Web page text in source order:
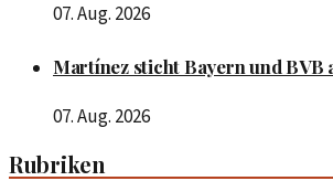
07. Aug. 2026
Martínez sticht Bayern und BVB
07. Aug. 2026
Rubriken